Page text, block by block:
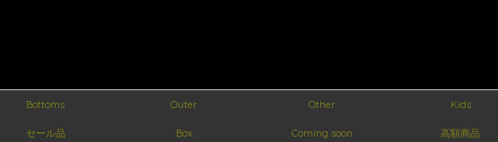
Bottoms Outer Other Kids
セール品 Box Coming soon 高額商品